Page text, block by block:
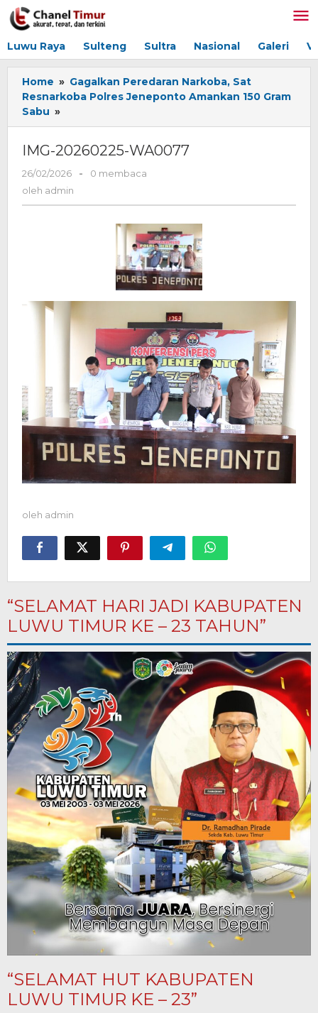
Lewati
ke
Luwu Raya Sulteng Sultra Nasional Galeri
Home » Gagalkan Peredaran Narkoba, Sat
Resnarkoba Polres Jeneponto Amankan 150 Gram
Sabu »
20260225-
IMG-20260225-WA0077
26/02/2026
oleh
-
0 membaca
oleh admin
oleh admin
“SELAMAT HARI JADI KABUPATEN
LUWU TIMUR KE – 23 TAHUN”
“SELAMAT HUT KABUPATEN
LUWU TIMUR KE – 23”